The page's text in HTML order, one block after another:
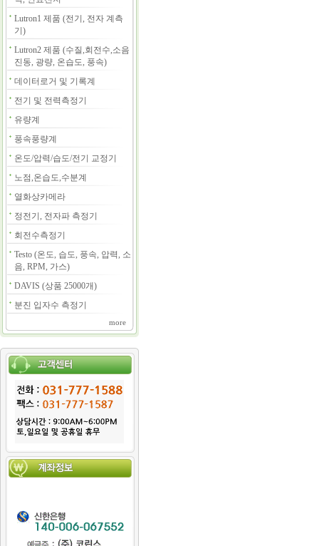
Lutron1 제품 (전기, 전자 계측
기)
Lutron2 제품 (수질,회전수,소음
진동, 광량, 온습도, 풍속)
데이터로거 및 기록계
전기 및 전력측정기
유량계
풍속풍량계
온도/압력/습도/전기 교정기
노점,온습도,수분계
열화상카메라
정전기, 전자파 측정기
회전수측정기
Testo (온도, 습도, 풍속, 압력, 소
음, RPM, 가스)
DAVIS (상품 25000개)
분진 입자수 측정기
more